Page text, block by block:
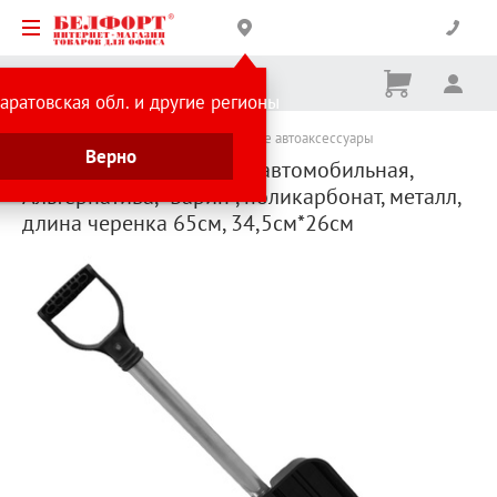
обл. и другие регионы
Верно
Корзина
Ничего
Каталог товаров Уборка снега Зимние автоаксессуары
Лопата снегоуборочная автомобильная,
Альтернатива, "Барин", поликарбонат, металл,
длина черенка 65см, 34,5см*26см